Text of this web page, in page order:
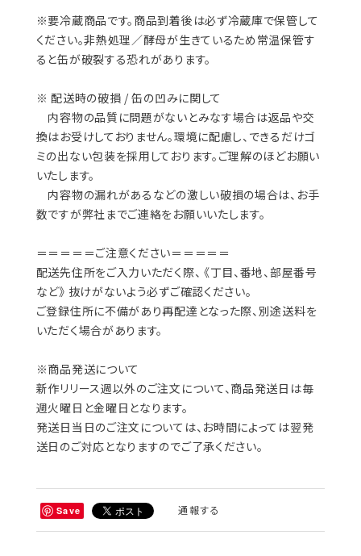
※要冷蔵商品です。商品到着後は必ず冷蔵庫で保管して
ください。非熱処理／酵母が生きているため常温保管す
ると缶が破裂する恐れがあります。
※ 配送時の破損 / 缶の凹みに関して
内容物の品質に問題がないとみなす場合は返品や交
換はお受けしておりません。環境に配慮し、できるだけゴ
ミの出ない包装を採用しております。ご理解のほどお願い
いたします。
内容物の漏れがあるなどの激しい破損の場合は、お手
数ですが弊社までご連絡をお願いいたします。
＝＝＝＝＝ご注意ください＝＝＝＝＝
配送先住所をご入力いただく際、 《丁目、番地、部屋番号
など》 抜けがないよう必ずご確認ください。
ご登録住所に不備があり再配達となった際、別途送料を
いただく場合があります。
※商品発送について
新作リリース週以外のご注文について、商品発送日は毎
週火曜日と金曜日となります。
発送日当日のご注文については、お時間によっては翌発
送日のご対応となりますのでご了承ください。
Save 通報する